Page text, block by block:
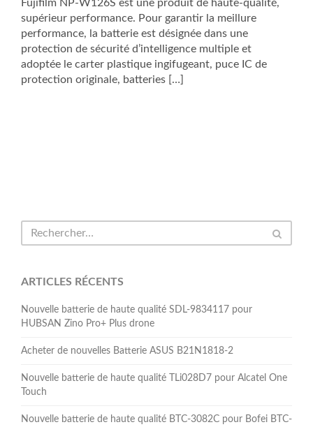
Fujifilm NP-W126S est une produit de haute-qualité,
supérieur performance. Pour garantir la meillure
performance, la batterie est désignée dans une
protection de sécurité d’intelligence multiple et
adoptée le carter plastique ingifugeant, puce IC de
protection originale, batteries […]
ARTICLES RÉCENTS
Nouvelle batterie de haute qualité SDL-9834117 pour
HUBSAN Zino Pro+ Plus drone
Acheter de nouvelles Batterie ASUS B21N1818-2
Nouvelle batterie de haute qualité TLi028D7 pour Alcatel One
Touch
Nouvelle batterie de haute qualité BTC-3082C pour Bofei BTC-